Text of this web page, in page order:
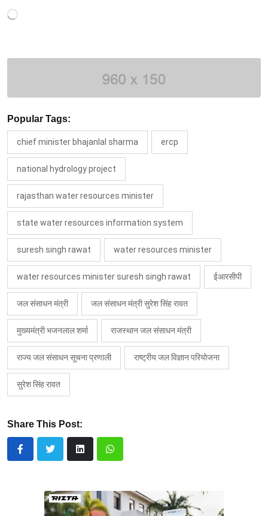
Loading…
Popular Tags:
chief minister bhajanlal sharma ercp
national hydrology project
rajasthan water resources minister
state water resources information system
suresh singh rawat water resources minister
water resources minister suresh singh rawat ईआरसीपी
जल संसाधन मंत्री जल संसाधन मंत्री सुरेश सिंह रावत
मुख्यमंत्री भजनलाल शर्मा राजस्थान जल संसाधन मंत्री
राज्य जल संसाधन सूचना प्रणाली राष्ट्रीय जल विज्ञान परियोजना
सुरेश सिंह रावत
Share This Post: